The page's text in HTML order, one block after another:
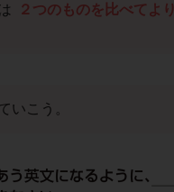
２つのものを比べてよ
いこう。